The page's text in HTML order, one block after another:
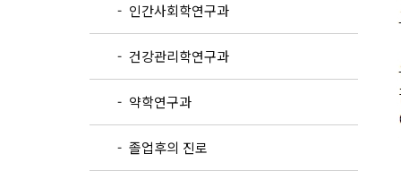
- 인간사회학연구과
- 건강관리학연구과
- 약학연구과
- 졸업후의 진로